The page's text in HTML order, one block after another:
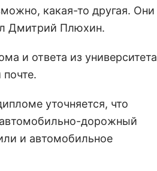
какая-то другая. Они
Дмитрий Плюхин.
и ответа из университета
уточняется, что
дорожный
и автомобильное